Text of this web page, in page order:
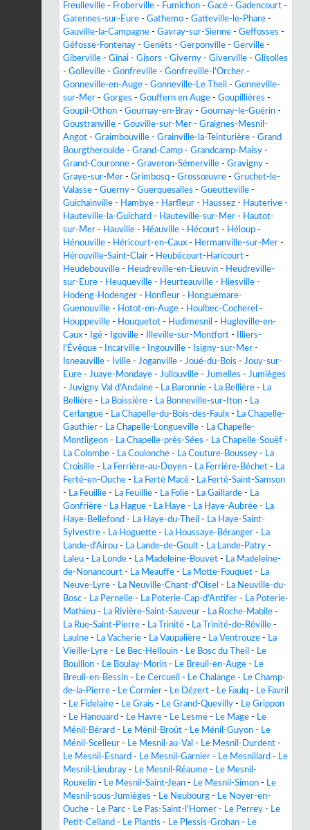
Freulleville - Froberville - Fumichon - Gacé - Gadencourt -
Garennes-sur-Eure - Gathemo - Gatteville-le-Phare -
Gauville-la-Campagne - Gavray-sur-Sienne - Geffosses -
Géfosse-Fontenay - Genêts - Gerponville - Gerville -
Giberville - Ginai - Gisors - Giverny - Giverville - Glisolles
- Golleville - Gonfreville - Gonfreville-l'Orcher -
Gonneville-en-Auge - Gonneville-Le Theil - Gonneville-
sur-Mer - Gorges - Gouffern en Auge - Goupillières -
Goupil-Othon - Gournay-en-Bray - Gournay-le-Guérin -
Goustranville - Gouville-sur-Mer - Graignes-Mesnil-
Angot - Graimbouville - Grainville-la-Teinturière - Grand
Bourgtheroulde - Grand-Camp - Grandcamp-Maisy -
Grand-Couronne - Graveron-Sémerville - Gravigny -
Graye-sur-Mer - Grimbosq - Grossœuvre - Gruchet-le-
Valasse - Guerny - Guerquesalles - Gueutteville -
Guichainville - Hambye - Harfleur - Haussez - Hauterive -
Hauteville-la-Guichard - Hauteville-sur-Mer - Hautot-
sur-Mer - Hauville - Héauville - Hécourt - Héloup -
Hénouville - Héricourt-en-Caux - Hermanville-sur-Mer -
Hérouville-Saint-Clair - Heubécourt-Haricourt -
Heudebouville - Heudreville-en-Lieuvin - Heudreville-
sur-Eure - Heuqueville - Heurteauville - Hiesville -
Hodeng-Hodenger - Honfleur - Honguemare-
Guenouville - Hotot-en-Auge - Houlbec-Cocherel -
Houppeville - Houquetot - Hudimesnil - Hugleville-en-
Caux - Igé - Igoville - Illeville-sur-Montfort -
Illiers-
l'Évêque - Incarville - Ingouville - Isigny-sur-Mer -
Isneauville - Iville - Joganville - Joué-du-Bois - Jouy-sur-
Eure - Juaye-Mondaye - Jullouville - Jumelles - Jumièges
- Juvigny Val d'Andaine - La Baronnie - La Bellière - La
Bellière - La Boissière - La Bonneville-sur-Iton - La
Cerlangue - La Chapelle-du-Bois-des-Faulx - La Chapelle-
Gauthier - La Chapelle-Longueville - La Chapelle-
Montligeon - La Chapelle-près-Sées - La Chapelle-Souëf -
La Colombe - La Coulonche - La Couture-Boussey - La
Croisille - La Ferrière-au-Doyen - La Ferrière-Béchet - La
Ferté-en-Ouche - La Ferté Macé - La Ferté-Saint-Samson
- La Feuillie - La Feuillie - La Folie - La Gaillarde - La
Gonfrière - La Hague - La Haye - La Haye-Aubrée - La
Haye-Bellefond - La Haye-du-Theil - La Haye-Saint-
Sylvestre - La Hoguette - La Houssaye-Béranger - La
Lande-d'Airou - La Lande-de-Goult - La Lande-Patry -
Laleu - La Londe - La Madeleine-Bouvet - La Madeleine-
de-Nonancourt - La Meauffe - La Motte-Fouquet - La
Neuve-Lyre - La Neuville-Chant-d'Oisel - La Neuville-du-
Bosc - La Pernelle - La Poterie-Cap-d'Antifer - La Poterie-
Mathieu - La Rivière-Saint-Sauveur - La Roche-Mabile -
La Rue-Saint-Pierre - La Trinité - La Trinité-de-Réville -
Laulne - La Vacherie - La Vaupalière - La Ventrouze - La
Vieille-Lyre - Le Bec-Hellouin - Le Bosc du Theil - Le
Bouillon - Le Boulay-Morin - Le Breuil-en-Auge - Le
Breuil-en-Bessin - Le Cercueil - Le Chalange - Le Champ-
de-la-Pierre - Le Cormier - Le Dézert - Le Faulq - Le Favril
- Le Fidelaire - Le Grais - Le Grand-Quevilly - Le Grippon
- Le Hanouard - Le Havre - Le Lesme - Le Mage - Le
Ménil-Bérard - Le Ménil-Broût - Le Ménil-Guyon - Le
Ménil-Scelleur - Le Mesnil-au-Val - Le Mesnil-Durdent -
Le Mesnil-Esnard - Le Mesnil-Garnier - Le Mesnillard - Le
Mesnil-Lieubray - Le Mesnil-Réaume - Le Mesnil-
Rouxelin - Le Mesnil-Saint-Jean - Le Mesnil-Simon - Le
Mesnil-sous-Jumièges - Le Neubourg - Le Noyer-en-
Ouche - Le Parc - Le Pas-Saint-l'Homer - Le Perrey - Le
Petit-Celland - Le Plantis - Le Plessis-Grohan - Le